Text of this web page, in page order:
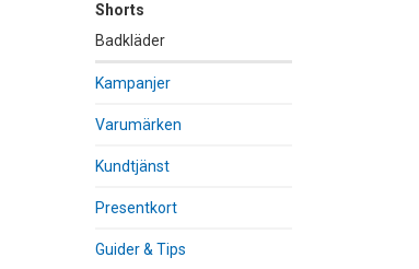
Shorts
Badkläder
Kampanjer
Varumärken
Kundtjänst
Presentkort
Guider & Tips